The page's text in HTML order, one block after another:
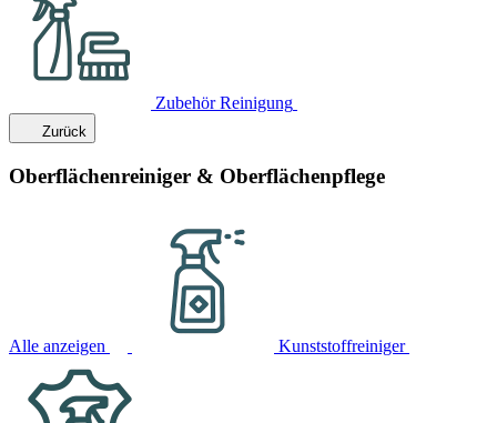
Zubehör Reinigung
Zurück
Oberflächenreiniger & Oberflächenpflege
Alle anzeigen Kunststoffreiniger